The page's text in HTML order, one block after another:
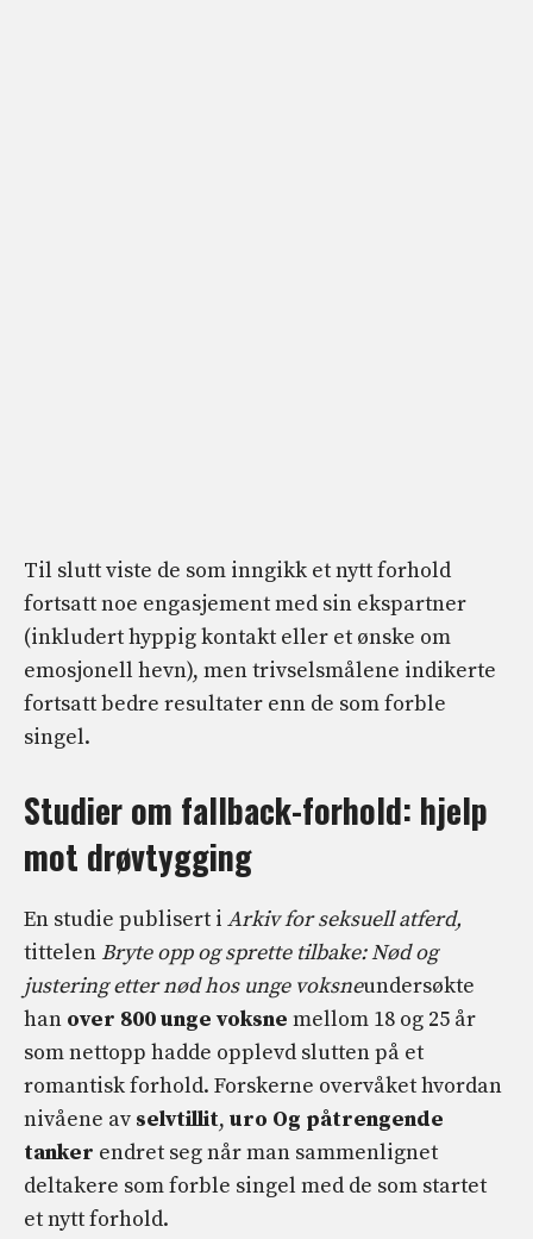
Til slutt viste de som inngikk et nytt forhold
fortsatt noe engasjement med sin ekspartner
(inkludert hyppig kontakt eller et ønske om
emosjonell hevn), men trivselsmålene indikerte
fortsatt bedre resultater enn de som forble
singel.
Studier om fallback-forhold: hjelp
mot drøvtygging
En studie publisert i Arkiv for seksuell atferd,
tittelen Bryte opp og sprette tilbake: Nød og
justering etter nød hos unge voksneundersøkte
han over 800 unge voksne mellom 18 og 25 år
som nettopp hadde opplevd slutten på et
romantisk forhold. Forskerne overvåket hvordan
nivåene av selvtillit, uro Og påtrengende
tanker endret seg når man sammenlignet
deltakere som forble singel med de som startet
et nytt forhold.